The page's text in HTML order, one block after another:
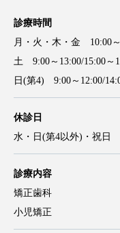
診療時間
月・火・木・金 10:00
土 9:00～13:00/15:00～
日(第4) 9:00～12:00/
休診日
水・日(第4以外)・祝日
診療内容
矯正歯科
小児矯正